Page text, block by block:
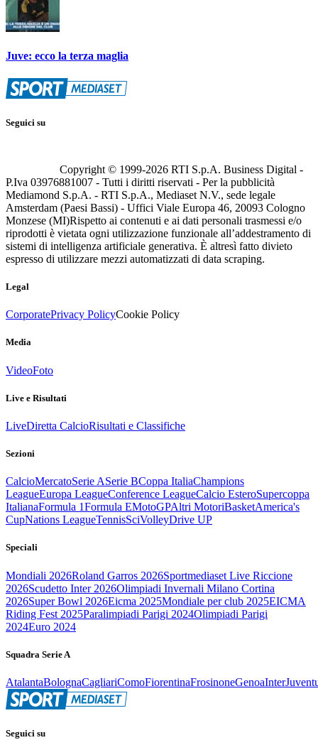
Juve: ecco la terza maglia
Seguici su
Copyright © 1999-2026 RTI S.p.A. Business Digital -
P.Iva 03976881007 - Tutti i diritti riservati - Per la pubblicità
Mediamond S.p.A. - RTI S.p.A., Mediaset N.V., sede legale
Amsterdam (Paesi Bassi) - Uffici Viale Europa 46, 20093 Cologno
Monzese (MI)Rispetto ai contenuti e ai dati personali trasmessi e/o
riprodotti è vietata ogni utilizzazione funzionale all’addestramento di
sistemi di intelligenza artificiale generativa. È altresì fatto divieto
espresso di utilizzare mezzi automatizzati di data scraping.
Legal
CorporatePrivacy PolicyCookie Policy
Media
VideoFoto
Live e Risultati
LiveDiretta CalcioRisultati e Classifiche
Sezioni
CalcioMercatoSerie ASerie BCoppa ItaliaChampions
LeagueEuropa LeagueConference LeagueCalcio EsteroSupercoppa
ItalianaFormula 1Formula EMotoGPAltri MotoriBasketAmerica's
CupNations LeagueTennisSciVolleyDrive UP
Speciali
Mondiali 2026Roland Garros 2026Sportmediaset Live Riccione
2026Scudetto Inter 2026Olimpiadi Invernali Milano Cortina
2026Super Bowl 2026Eicma 2025Mondiale per club 2025EICMA
Riding Fest 2025Paralimpiadi Parigi 2024Olimpiadi Parigi
2024Euro 2024
Squadra Serie A
AtalantaBolognaCagliariComoFiorentinaFrosinoneGenoaInter
Seguici su